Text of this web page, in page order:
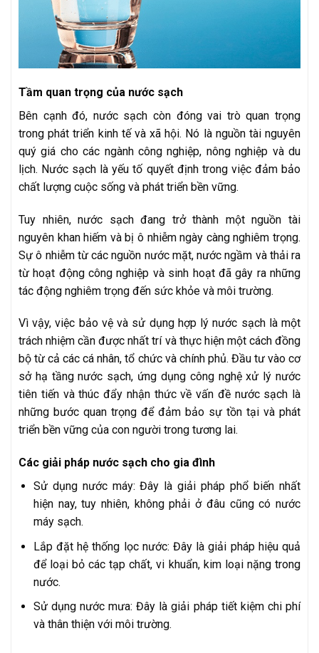
Tầm quan trọng của nước sạch
Bên cạnh đó, nước sạch còn đóng vai trò quan trọng
trong phát triển kinh tế và xã hội. Nó là nguồn tài nguyên
quý giá cho các ngành công nghiệp, nông nghiệp và du
lịch. Nước sạch là yếu tố quyết định trong việc đảm bảo
chất lượng cuộc sống và phát triển bền vững.
Tuy nhiên, nước sạch đang trở thành một nguồn tài
nguyên khan hiếm và bị ô nhiễm ngày càng nghiêm trọng.
Sự ô nhiễm từ các nguồn nước mặt, nước ngầm và thải ra
từ hoạt động công nghiệp và sinh hoạt đã gây ra những
tác động nghiêm trọng đến sức khỏe và môi trường.
Vì vậy, việc bảo vệ và sử dụng hợp lý nước sạch là một
trách nhiệm cần được nhất trí và thực hiện một cách đồng
bộ từ cả các cá nhân, tổ chức và chính phủ. Đầu tư vào cơ
sở hạ tầng nước sạch, ứng dụng công nghệ xử lý nước
tiên tiến và thúc đẩy nhận thức về vấn đề nước sạch là
những bước quan trọng để đảm bảo sự tồn tại và phát
triển bền vững của con người trong tương lai.
Các giải pháp nước sạch cho gia đình
Sử dụng nước máy: Đây là giải pháp phổ biến nhất
hiện nay, tuy nhiên, không phải ở đâu cũng có nước
máy sạch.
Lắp đặt hệ thống lọc nước: Đây là giải pháp hiệu quả
để loại bỏ các tạp chất, vi khuẩn, kim loại nặng trong
nước.
Sử dụng nước mưa: Đây là giải pháp tiết kiệm chi phí
và thân thiện với môi trường.